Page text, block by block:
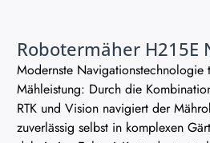
Robotermäher H215E
Modernste Navigationstechnologie
Mähleistung: Durch die
RTK und Vision navigiert der
zuverlässig selbst in komplexen